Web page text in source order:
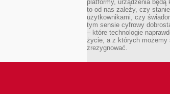
platformy, urządzenia będą
to od nas zależy, czy
użytkownikami, czy
tym sensie cyfrowy
– które technologie
życie, a z których możemy
zrezygnować.